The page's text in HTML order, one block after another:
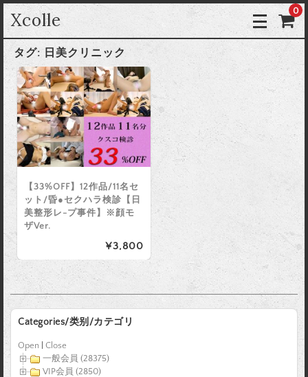
Xcolle 0
タグ: 日美クリニック
【33%OFF】12作品/11名セ
ット/昏●セクハラ検診【日
美整形レ-プ事件】※顔モ
ザVer.
¥3,800
Categories/类别/カテゴリ
Open
Close
一般会員 (28375)
VIP会員 (2850)